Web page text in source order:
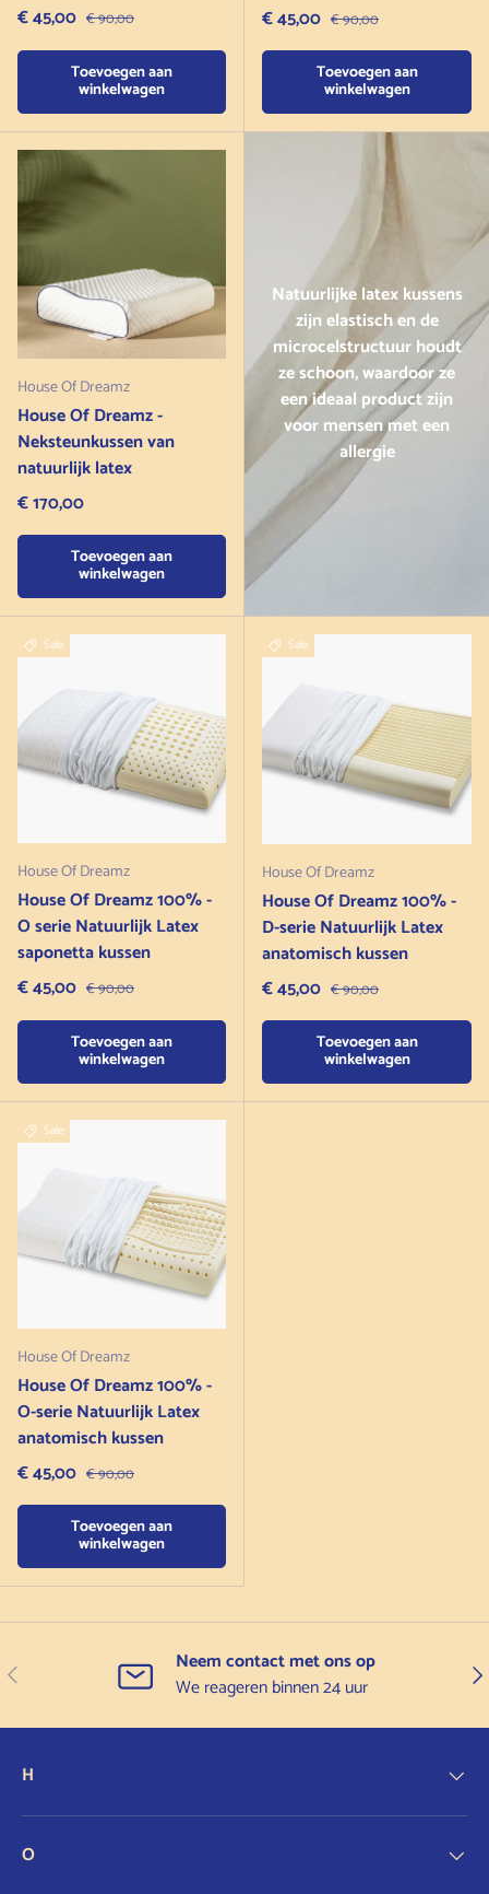
Verkoopprijs
€ 45,00 Normale prijs
€ 90,00
Toevoegen aan
winkelwagen
Verkoopprijs
€ 45,00 Normale prijs
€ 90,00
Toevoegen aan
winkelwagen
House Of Dreamz
House Of Dreamz -
Neksteunkussen van
natuurlijk latex
Normale prijs
€ 170,00
Toevoegen aan
winkelwagen
Natuurlijke latex kussens
zijn elastisch en de
microcelstructuur houdt
ze schoon, waardoor ze
een ideaal product zijn
voor mensen met een
allergie
Sale
House Of Dreamz
House Of Dreamz 100% -
O serie Natuurlijk Latex
saponetta kussen
Verkoopprijs
€ 45,00 Normale prijs
€ 90,00
Toevoegen aan
winkelwagen
Sale
House Of Dreamz
House Of Dreamz 100% -
D-serie Natuurlijk Latex
anatomisch kussen
Verkoopprijs
€ 45,00 Normale prijs
€ 90,00
Toevoegen aan
winkelwagen
Sale
House Of Dreamz
House Of Dreamz 100% -
O-serie Natuurlijk Latex
anatomisch kussen
Verkoopprijs
€ 45,00 Normale prijs
€ 90,00
Toevoegen aan
winkelwagen
Vorige
Neem contact met ons op
We reageren binnen 24 uur
H
O